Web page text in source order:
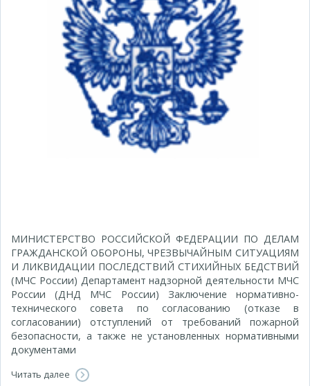
МИНИСТЕРСТВО РОССИЙСКОЙ ФЕДЕРАЦИИ ПО ДЕЛАМ
ГРАЖДАНСКОЙ ОБОРОНЫ, ЧРЕЗВЫЧАЙНЫМ СИТУАЦИЯМ
И ЛИКВИДАЦИИ ПОСЛЕДСТВИЙ СТИХИЙНЫХ БЕДСТВИЙ
(МЧС России) Департамент надзорной деятельности МЧС
России (ДНД МЧС России) Заключение нормативно-
технического совета по согласованию (отказе в
согласовании) отступлений от требований пожарной
безопасности, а также не установленных нормативными
документами
Читать далее